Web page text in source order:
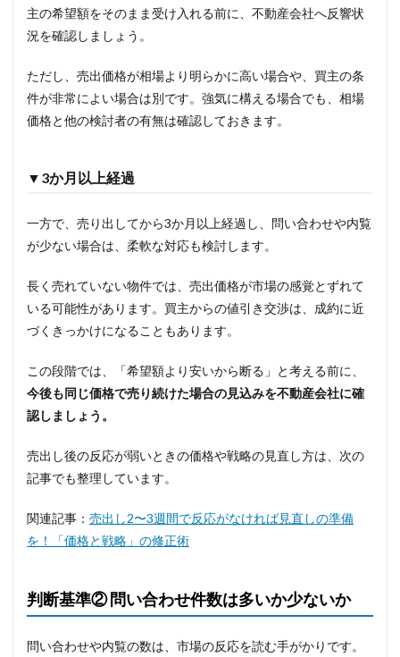
主の希望額をそのまま受け入れる前に、不動産会社へ反響状
況を確認しましょう。
ただし、売出価格が相場より明らかに高い場合や、買主の条
件が非常によい場合は別です。強気に構える場合でも、相場
価格と他の検討者の有無は確認しておきます。
▼3か月以上経過
一方で、売り出してから3か月以上経過し、問い合わせや内覧
が少ない場合は、柔軟な対応も検討します。
長く売れていない物件では、売出価格が市場の感覚とずれて
いる可能性があります。買主からの値引き交渉は、成約に近
づくきっかけになることもあります。
この段階では、「希望額より安いから断る」と考える前に、
今後も同じ価格で売り続けた場合の見込みを不動産会社に確
認しましょう。
売出し後の反応が弱いときの価格や戦略の見直し方は、次の
記事でも整理しています。
関連記事： 売出し2〜3週間で反応がなければ見直しの準備
を！「価格と戦略」の修正術
判断基準② 問い合わせ件数は多いか少ないか
問い合わせや内覧の数は、市場の反応を読む手がかりです。